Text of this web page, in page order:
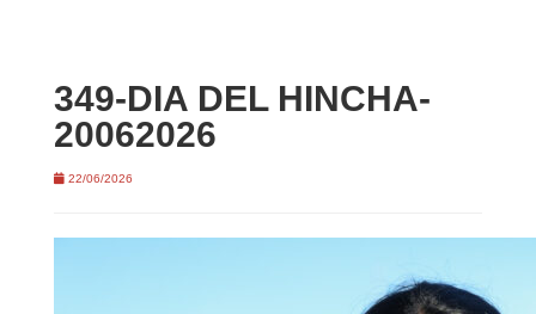
349-DIA DEL HINCHA-
20062026
22/06/2026